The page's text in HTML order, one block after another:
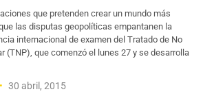
que pretenden crear un mundo más
las disputas geopolíticas empantanen la
internacional de examen del Tratado de No
(TNP), que comenzó el lunes 27 y se desarrolla
30 abril, 2015